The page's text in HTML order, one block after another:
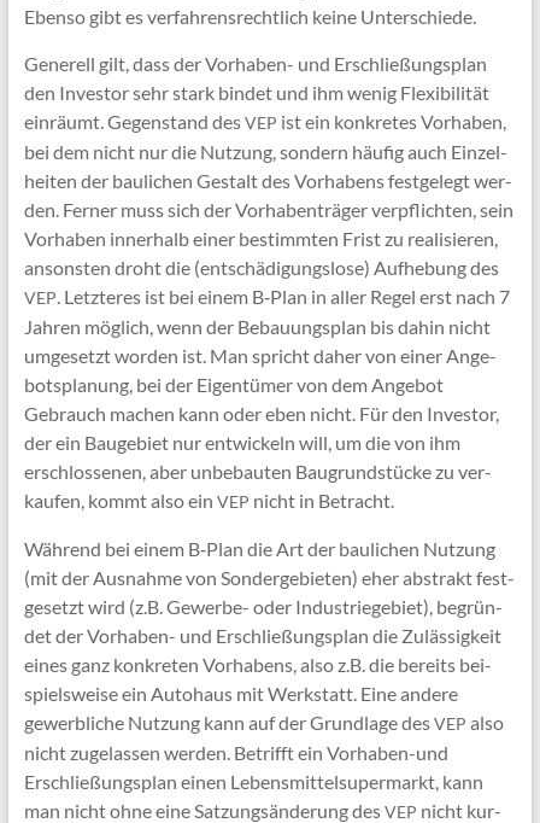
Eben­so gibt es ver­fah­rens­recht­lich kei­ne Unterschiede.
Gene­rell gilt, dass der Vor­ha­ben- und Erschlie­ßungs­plan
den Inves­tor sehr stark bin­det und ihm wenig Fle­xi­bi­li­tät
ein­räumt. Gegen­stand desVEP ist ein kon­kre­tes Vor­ha­ben,
bei dem nicht nur die Nut­zung, son­dern häu­fig auch Ein­zel­
hei­ten der bau­li­chen Gestalt des Vor­ha­bens fest­ge­legt wer­
den. Fer­ner muss sich der Vor­ha­ben­trä­ger ver­pflich­ten, sein
Vor­ha­ben inner­halb einer bestimm­ten Frist zu rea­li­sie­ren,
ansons­ten droht die (ent­schä­di­gungs­lo­se) Auf­he­bung des
VEP. Letz­te­res ist bei einem B‑Plan in aller Regel erst nach 7
Jah­ren mög­lich, wenn der Bebau­ungs­plan bis dahin nicht
umge­setzt wor­den ist. Man spricht daher von einer Ange­
bots­pla­nung, bei der Eigen­tü­mer von dem Ange­bot
Gebrauch machen kann oder eben nicht. Für den Inves­tor,
der ein Bau­ge­biet nur ent­wi­ckeln will, um die von ihm
erschlos­se­nen, aber unbe­bau­ten Bau­grund­stü­cke zu ver­
kau­fen, kommt also ein VEP nicht in Betracht.
Wäh­rend bei einem B‑Plan die Art der bau­li­chen Nut­zung
(mit der Aus­nah­me von Son­der­ge­bie­ten) eher abs­trakt fest­
ge­setzt wird (z.B. Gewer­be- oder Indus­trie­ge­biet), begrün­
det der Vor­ha­ben- und Erschlie­ßungs­plan die Zuläs­sig­keit
eines ganz kon­kre­ten Vor­ha­bens, also z.B. die bereits bei­
spiels­wei­se ein Auto­haus mit Werk­statt. Eine ande­re
gewerb­li­che Nut­zung kann auf der Grund­la­ge desVEP also
nicht zuge­las­sen wer­den. Betrifft ein Vor­ha­ben-und
Erschlie­ßungs­plan einen Lebens­mit­tel­su­per­markt, kann
man nicht ohne eine Sat­zungs­än­de­rung desVEP nicht kur­